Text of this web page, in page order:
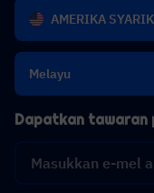
AMERIKA
Melayu
Dapatkan tawaran